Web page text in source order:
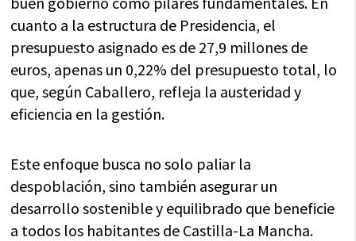
cuanto a la estructura de Presidencia, el
presupuesto asignado es de 27,9 millones de
euros, apenas un 0,22% del presupuesto total, lo
que, según Caballero, refleja la austeridad y
eficiencia en la gestión.
Este enfoque busca no solo paliar la
despoblación, sino también asegurar un
desarrollo sostenible y equilibrado que beneficie
a todos los habitantes de Castilla-La Mancha.